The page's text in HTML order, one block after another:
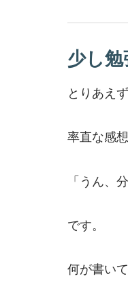
少し
とりあえ
率直な感想
「うん、
です。
何が書い